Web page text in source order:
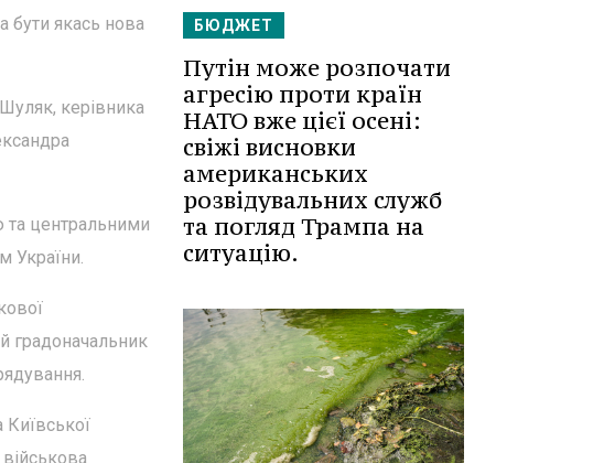
бути якась нова
керівника
та центральними
України.
градоначальник
БЮДЖЕТ
Путін може розпочати
агресію проти країн
НАТО вже цієї осені:
свіжі висновки
американських
розвідувальних служб
та погляд Трампа на
ситуацію.